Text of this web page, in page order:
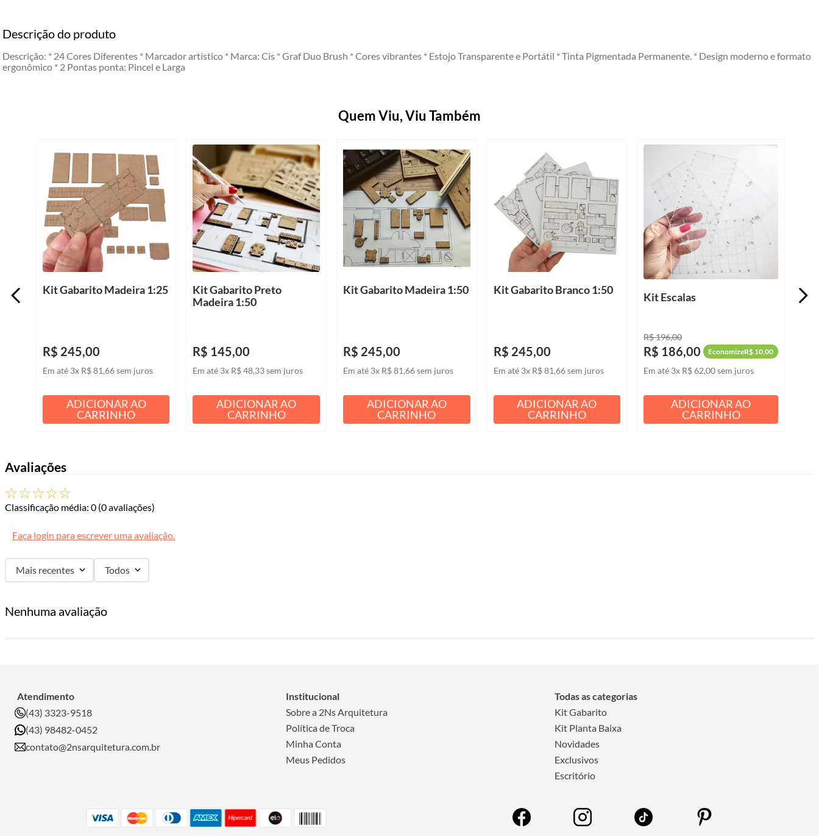
Descrição do produto
Descrição: * 24 Cores Diferentes * Marcador artístico * Marca: Cis * Graf Duo Brush * Cores vibrantes * Estojo Transparente e Portátil * Tinta Pigmentada Permanente. * Design moderno e formato
ergonômico * 2 Pontas ponta: Pincel e Larga
Quem Viu, Viu Também
Kit Gabarito Madeira 1:25
R$ 245,00
Em até 3x R$81,66sem juros
ADICIONAR AO
CARRINHO
Kit Gabarito Preto
Madeira 1:50
R$ 145,00
Em até 3x R$ 48,33sem juros
ADICIONAR AO
CARRINHO
Kit Gabarito Madeira 1:50
R$ 245,00
Em até 3x R$81,66sem juros
ADICIONAR AO
CARRINHO
Kit Gabarito Branco 1:50
R$ 245,00
Em até 3x R$81,66sem juros
ADICIONAR AO
CARRINHO
Kit Escalas
R$196,00
R$ 186,00 EconomizeR$ 10 ,00
Em até 3x R$62,00sem juros
ADICIONAR AO
CARRINHO
Avaliações
☆☆☆☆☆
Classificação média: 0 (0 avaliações)
Faça login para escrever uma avaliação.
Mais recentes Todos
Nenhuma avaliação
Atendimento
(43) 3323-9518
(43) 98482-0452
contato@2nsarquitetura.com.br
Institucional
Sobre a 2Ns Arquitetura
Política de Troca
Minha Conta
Meus Pedidos
Todas as categorias
Kit Gabarito
Kit Planta Baixa
Novidades
Exclusivos
Escritório